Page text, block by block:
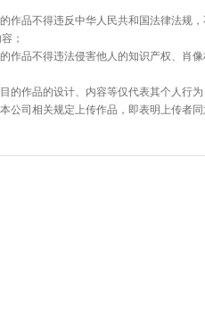
作品不得违反中华人民共和国法律法规
；
作品不得违法侵害他人的知识产权、肖
的作品的设计、内容等仅代表其个人行为
公司相关规定上传作品，即表明上传者